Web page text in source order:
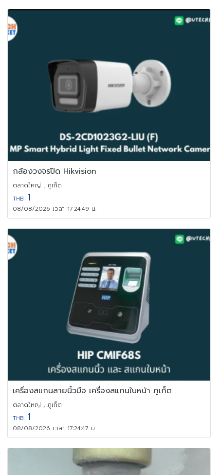
กล้องวงจรปิด Hikvision
ตลาดใหญ่ , ภูเก็ต
THB 1
08/08/2026 เวลา 17:24:49 น.
เครื่องสแกนลายนิ้วมือ เครื่องสแกนใบหน้า ภูเก็ต
ตลาดใหญ่ , ภูเก็ต
THB 1
08/08/2026 เวลา 17:24:47 น.